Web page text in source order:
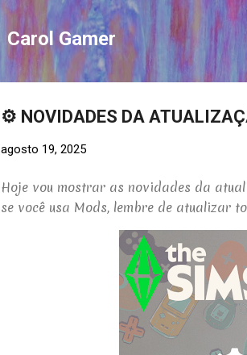
Carol Gamer
⚙️ NOVIDADES DA
agosto 19, 2025
Hoje vou mostrar as novidades da
se você usa Mods, lembre de atualizar